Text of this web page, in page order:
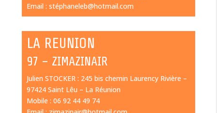
Email : stéphaneleb@hotmail.com
LA REUNION
97 – ZIMAZINAIR
Julien STOCKER : 245 bis chemin Laurency Rivière –
97424 Saint Lêu – La Réunion
Mobile : 06 92 44 49 74